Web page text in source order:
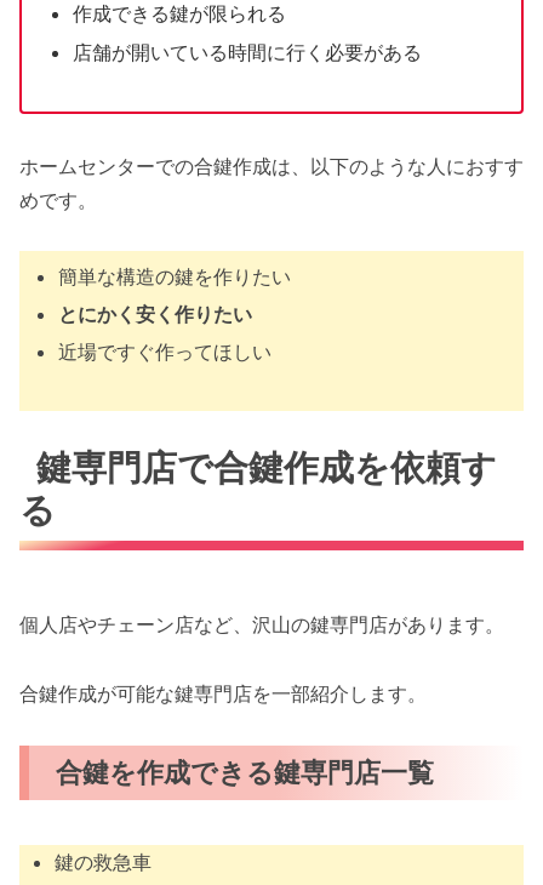
作成できる鍵が限られる
店舗が開いている時間に行く必要がある
ホームセンターでの合鍵作成は、以下のような人におすす
めです。
簡単な構造の鍵を作りたい
とにかく安く作りたい
近場ですぐ作ってほしい
鍵専門店で合鍵作成を依頼す
る
個人店やチェーン店など、沢山の鍵専門店があります。
合鍵作成が可能な鍵専門店を一部紹介します。
合鍵を作成できる鍵専門店一覧
鍵の救急車